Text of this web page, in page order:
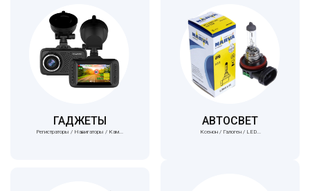
ГАДЖЕТЫ
Регистраторы / Навигаторы / Кам...
АВТОСВЕТ
Ксенон / Галоген / LED...